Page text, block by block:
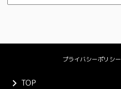
プライバシーポリシー
TOP